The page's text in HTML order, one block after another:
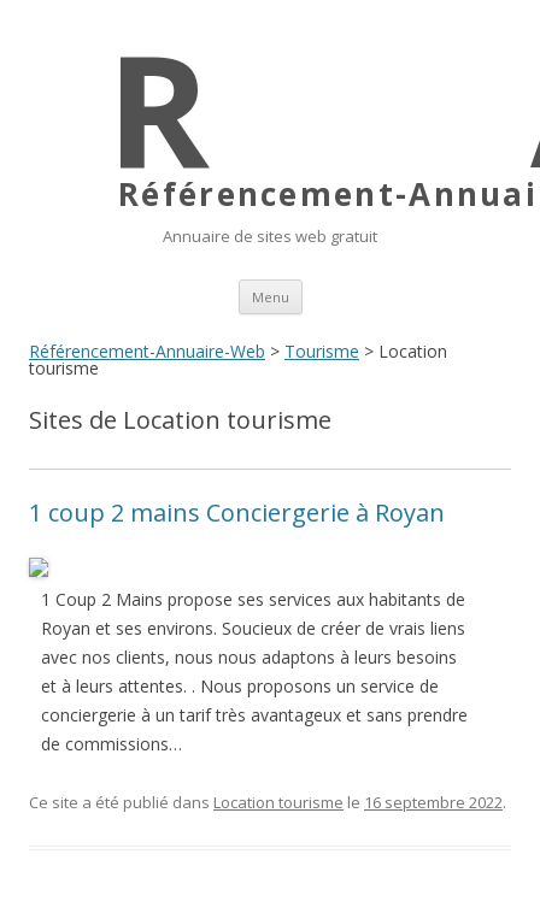
Référencement-
Annuaire de sites web gratuit
Menu Aller au contenu principal
Référencement-Annuaire-Web > Tourisme > Location
tourisme
Sites de Location tourisme
1 coup 2 mains Conciergerie à Royan
1 Coup 2 Mains propose ses services aux habitants de
Royan et ses environs. Soucieux de créer de vrais liens
avec nos clients, nous nous adaptons à leurs besoins
et à leurs attentes. . Nous proposons un service de
conciergerie à un tarif très avantageux et sans prendre
de commissions…
Ce site a été publié dans Location tourisme le 16 septembre 2022.